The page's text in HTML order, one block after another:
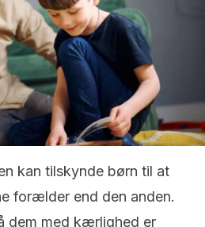
kan tilskynde børn til at
forælder end den anden.
dem med kærlighed er